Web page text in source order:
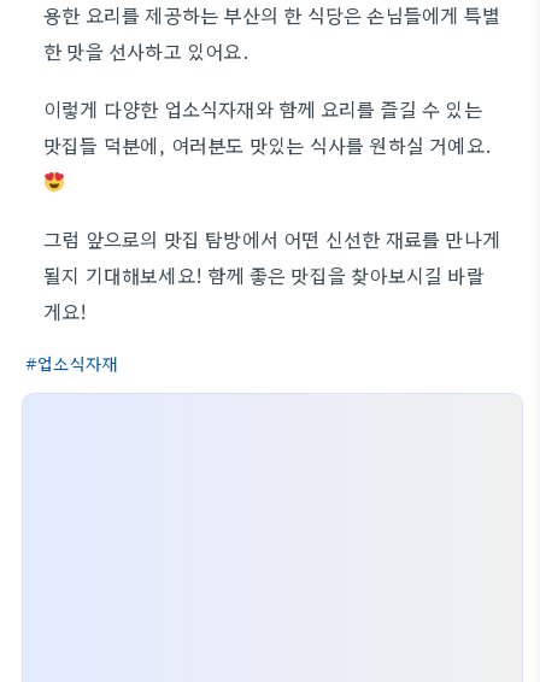
용한 요리를 제공하는 부산의 한 식당은 손님들에게 특별
한 맛을 선사하고 있어요.
이렇게 다양한 업소식자재와 함께 요리를 즐길 수 있는
맛집들 덕분에, 여러분도 맛있는 식사를 원하실 거예요.
그럼 앞으로의 맛집 탐방에서 어떤 신선한 재료를 만나게
될지 기대해보세요! 함께 좋은 맛집을 찾아보시길 바랄
게요!
업소식자재